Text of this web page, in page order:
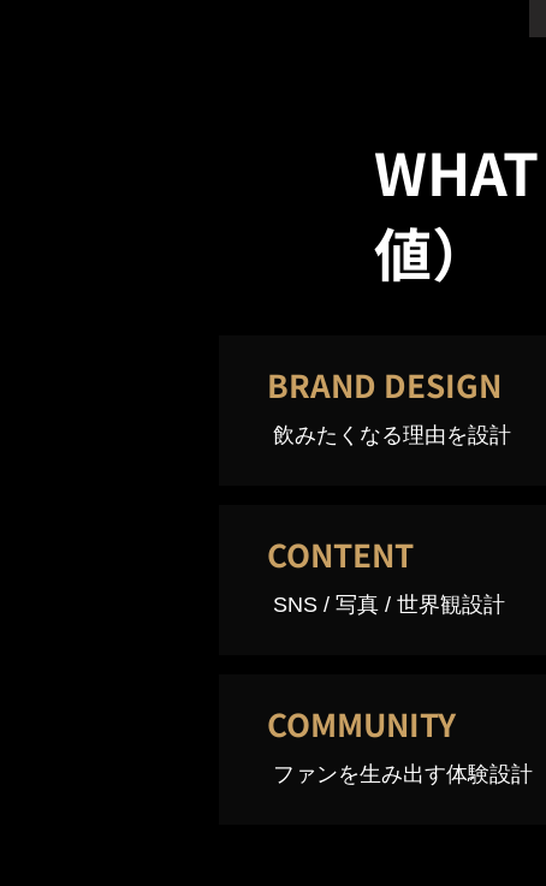
値）
BRAND DESIGN
飲みたくなる理由を設計
CONTENT
SNS / 写真 / 世界観設計
COMMUNITY
ファンを生み出す体験設計